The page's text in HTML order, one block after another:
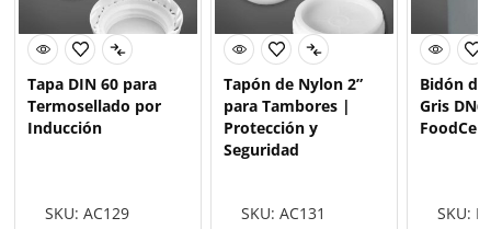
Tapa DIN 60 para
Termosellado por
Inducción
SKU: AC129
Tapón de Nylon 2”
para Tambores |
Protección y
Seguridad
SKU: AC131
Bidón
Gris
FoodCert
SKU: